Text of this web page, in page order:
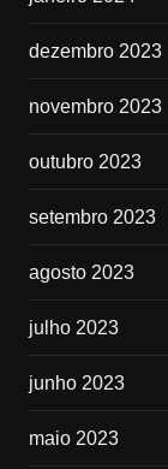
dezembro 2023
novembro 2023
outubro 2023
setembro 2023
agosto 2023
julho 2023
junho 2023
maio 2023